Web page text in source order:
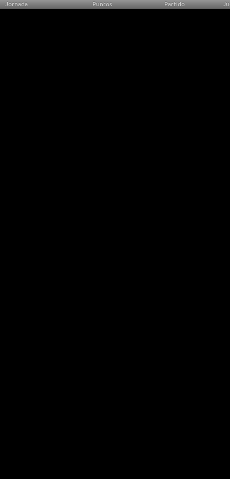
Jornada Puntos Partido